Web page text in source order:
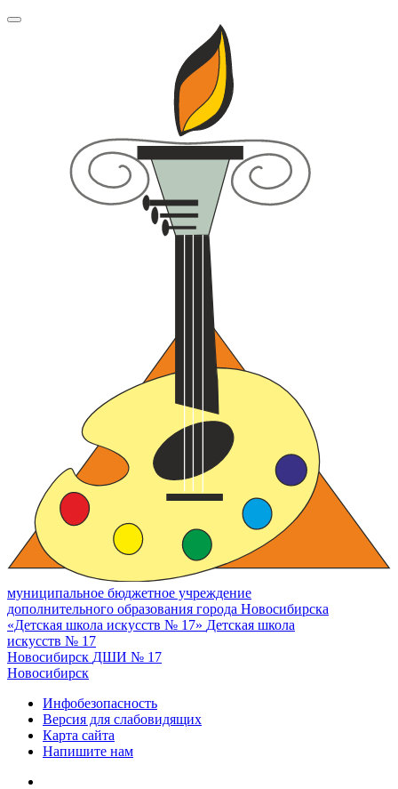
муниципальное бюджетное учреждение
дополнительного образования города Новосибирска
«Детская школа искусств № 17» Детская школа
искусств № 17
Новосибирск ДШИ № 17
Новосибирск
Инфобезопасность
Версия для слабовидящих
Карта сайта
Напишите нам